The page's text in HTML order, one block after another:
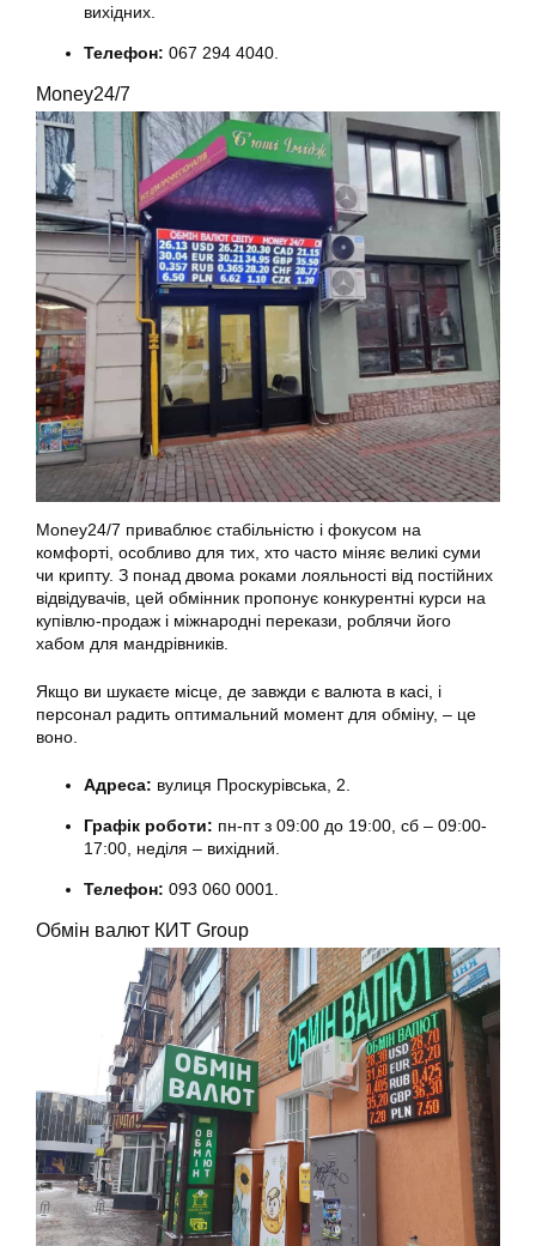
вихідних.
Телефон: 067 294 4040.
Money24/7
Money24/7 приваблює стабільністю і фокусом на
комфорті, особливо для тих, хто часто міняє великі суми
чи крипту. З понад двома роками лояльності від постійних
відвідувачів, цей обмінник пропонує конкурентні курси на
купівлю-продаж і міжнародні перекази, роблячи його
хабом для мандрівників.
Якщо ви шукаєте місце, де завжди є валюта в касі, і
персонал радить оптимальний момент для обміну, – це
воно.
Адреса: вулиця Проскурівська, 2.
Графік роботи: пн-пт з 09:00 до 19:00, сб – 09:00-
17:00, неділя – вихідний.
Телефон: 093 060 0001.
Обмін валют КИТ Group